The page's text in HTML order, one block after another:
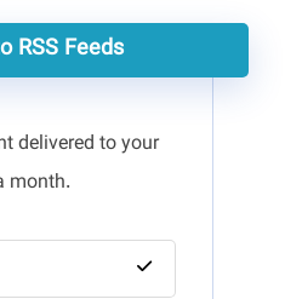
RSS Feeds
delivered to your
month.